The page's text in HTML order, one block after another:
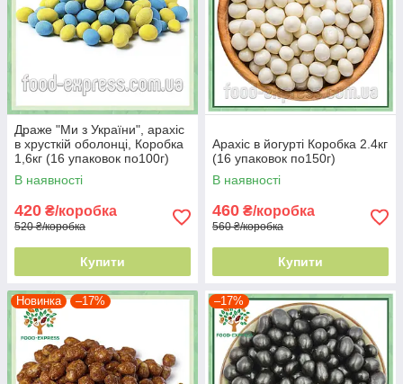
Драже "Ми з України", арахіс
в хрусткій оболонці, Коробка
1,6кг (16 упаковок по100г)
В наявності
420 ₴/коробка
520 ₴/коробка
Купити
Арахіс в йогурті Коробка 2.4кг
(16 упаковок по150г)
В наявності
460 ₴/коробка
560 ₴/коробка
Купити
Новинка –17% –17%